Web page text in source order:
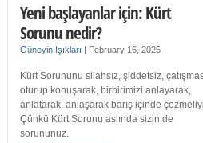
Yeni başlayanlar için: Kürt
Sorunu nedir?
Güneyin Işıkları | February 16, 2025
Kürt Sorununu silahsız, şiddetsiz,
oturup konuşarak, birbirimizi anlayarak,
anlatarak, anlaşarak barış içinde
Çünkü Kürt Sorunu aslında sizin de
sorununuz.